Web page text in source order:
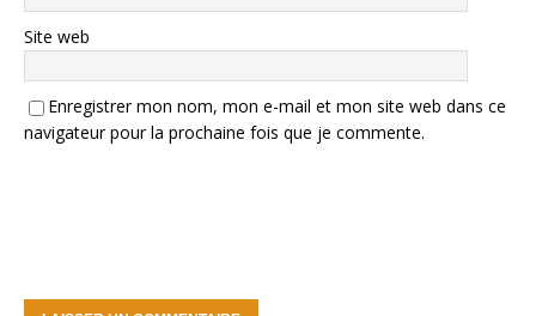
Site web
Enregistrer mon nom, mon e-mail et mon site web dans ce
navigateur pour la prochaine fois que je commente.